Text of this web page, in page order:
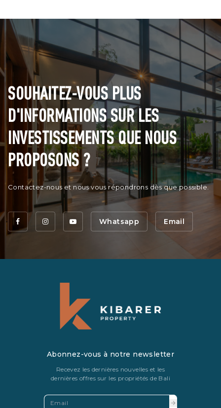
SOUHAITEZ-VOUS PLUS
D'INFORMATIONS SUR LES
INVESTISSEMENTS QUE NOUS
PROPOSONS ?
Contactez-nous et nous vous répondrons dès que possible.
Whatsapp Email
Abonnez-vous à notre newsletter
Recevez les dernières nouvelles et les
dernières offres sur les propriétés de Bali